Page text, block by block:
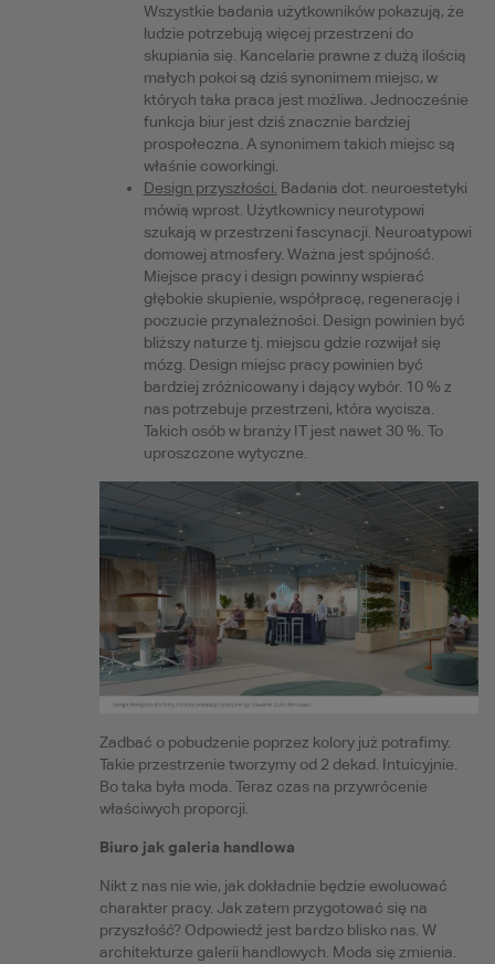
Wszystkie badania użytkowników pokazują, że
ludzie potrzebują więcej przestrzeni do
skupiania się. Kancelarie prawne z dużą ilością
małych pokoi są dziś synonimem miejsc, w
których taka praca jest możliwa. Jednocześnie
funkcja biur jest dziś znacznie bardziej
prospołeczna. A synonimem takich miejsc są
właśnie coworkingi.
Design przyszłości. Badania dot. neuroestetyki
mówią wprost. Użytkownicy neurotypowi
szukają w przestrzeni fascynacji. Neuroatypowi
domowej atmosfery. Ważna jest spójność.
Miejsce pracy i design powinny wspierać
głębokie skupienie, współpracę, regenerację i
poczucie przynależności. Design powinien być
bliższy naturze tj. miejscu gdzie rozwijał się
mózg. Design miejsc pracy powinien być
bardziej zróżnicowany i dający wybór. 10 % z
nas potrzebuje przestrzeni, która wycisza.
Takich osób w branży IT jest nawet 30 %. To
uproszczone wytyczne.
Zadbać o pobudzenie poprzez kolory już potrafimy.
Takie przestrzenie tworzymy od 2 dekad. Intuicyjnie.
Bo taka była moda. Teraz czas na przywrócenie
właściwych proporcji.
Biuro jak galeria handlowa
Nikt z nas nie wie, jak dokładnie będzie ewoluować
charakter pracy. Jak zatem przygotować się na
przyszłość? Odpowiedź jest bardzo blisko nas. W
architekturze galerii handlowych. Moda się zmienia.